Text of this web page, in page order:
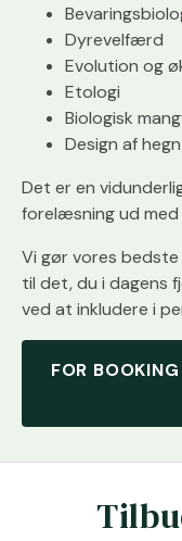
Dyrevelfærd
Evolution og
Etologi
Biologisk
Design af hegn
Det er en
forelæsning ud med
Vi gør vores
til det, du i dagens
ved at inkludere i
FOR